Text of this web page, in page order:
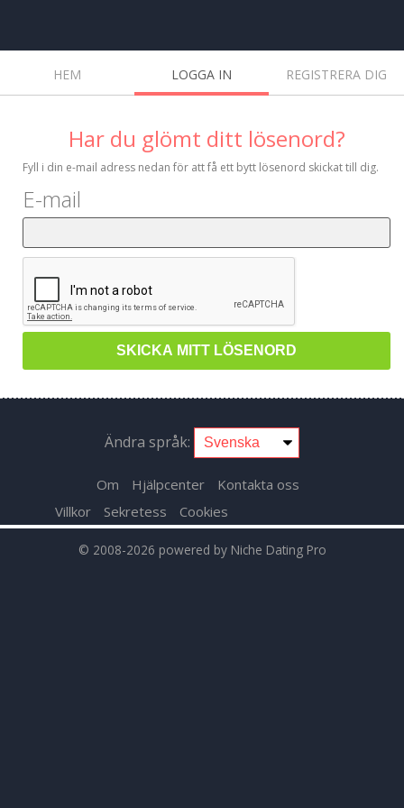
HEM LOGGA IN REGISTRERA DIG
Har du glömt ditt lösenord?
Fyll i din e-mail adress nedan för att få ett bytt lösenord skickat till dig.
E-mail
Ändra språk:
Om Hjälpcenter
Kontakta oss
Villkor
Sekretess Cookies
© 2008-2026 powered by Niche Dating Pro